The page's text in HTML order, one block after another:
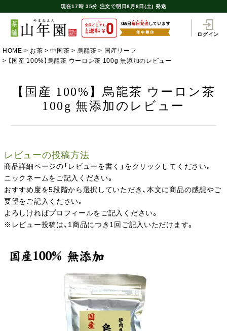
現在17時 35分 注文で明日8月8日(土) 発送
ログイン
HOME お茶 中国茶 烏龍茶
国産リーフ
【国産 100%】烏龍茶 ウーロン茶 100g 無添加のレビュー
【国産 100%】烏龍茶 ウーロン茶
100g 無添加のレビュー
レビューの投稿方法
商品詳細ページの「レビューを書く」をクリックしてください。
ニックネームをご記入ください。
おすすめ度を5段階から選択していただき、本文に商品の感想やご
要望をご記入ください。
よろしければプロフィールをご記入ください。
※レビュー投稿は、1商品につき1回ご記入いただけます。